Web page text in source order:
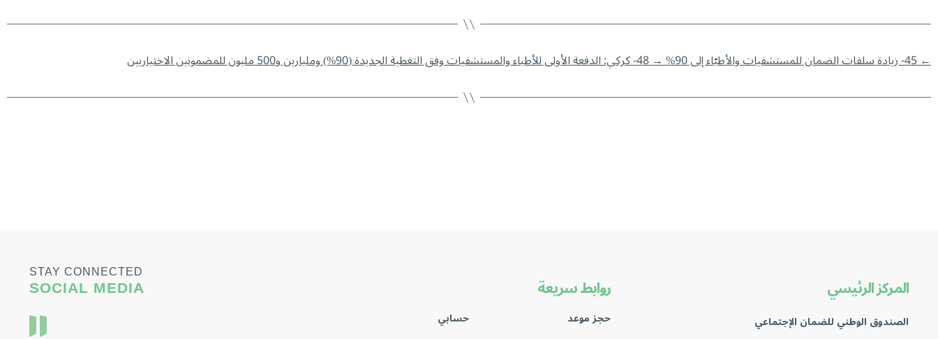
←45- زيادة سلفات الضمان للمستشفيات والأطبّاء إلى 90% →48- كركي: الدفعة الأولى للأطباء والمستشفيات وفق التغطية الجديدة (90%) ومليارين و500 مليون للمضمونين الاختياريين
المركز الرئيسي
الصندوق الوطني للضمان الإجتماعي
روابط سريعة
حجز موعد حسابي
STAY CONNECTED
SOCIAL MEDIA